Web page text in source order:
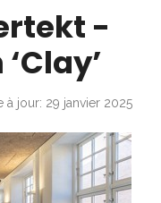
-
à jour: 29 janvier 2025